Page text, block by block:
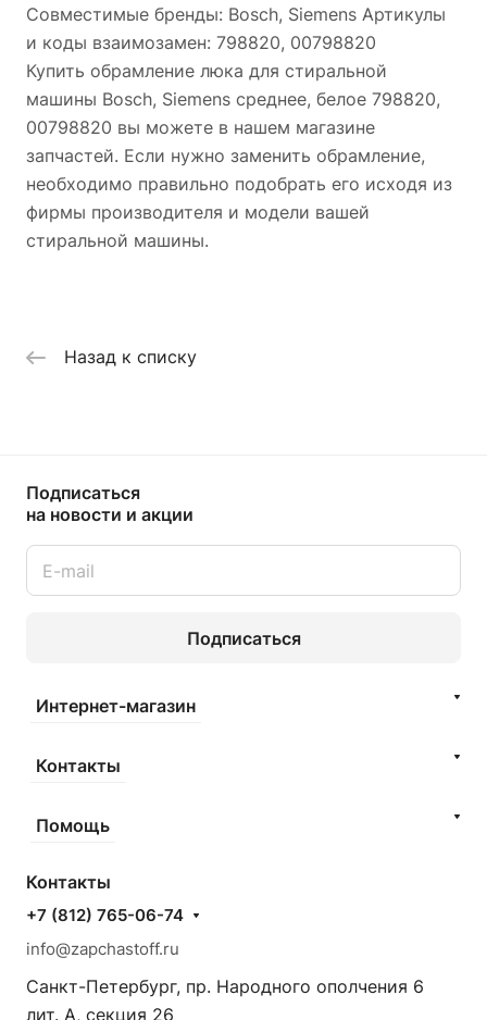
Совместимые бренды: Bosch, Siemens Артикулы
и коды взаимозамен: 798820, 00798820
Купить обрамление люка для стиральной
машины Bosch, Siemens среднее, белое 798820,
00798820 вы можете в нашем магазине
запчастей. Если нужно заменить обрамление,
необходимо правильно подобрать его исходя из
фирмы производителя и модели вашей
стиральной машины.
Назад к списку
Подписаться
на новости и акции
Подписаться
Интернет-магазин
Контакты
Помощь
Контакты
+7 (812) 765-06-74
info@zapchastoff.ru
Санкт-Петербург, пр. Народного ополчения 6
лит. А, секция 26